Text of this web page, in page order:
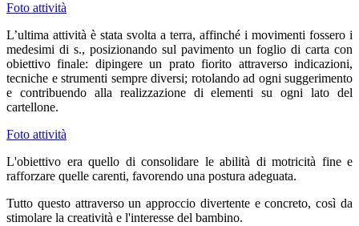
Foto attività
L’ultima attività è stata svolta a terra, affinché i movimenti fossero i
medesimi di s., posizionando sul pavimento un foglio di carta con
obiettivo finale: dipingere un prato fiorito attraverso indicazioni,
tecniche e strumenti sempre diversi; rotolando ad ogni suggerimento
e contribuendo alla realizzazione di elementi su ogni lato del
cartellone.
Foto attività
L'obiettivo era quello di consolidare le abilità di motricità fine e
rafforzare quelle carenti, favorendo una postura adeguata.
Tutto questo attraverso un approccio divertente e concreto, così da
stimolare la creatività e l'interesse del bambino.